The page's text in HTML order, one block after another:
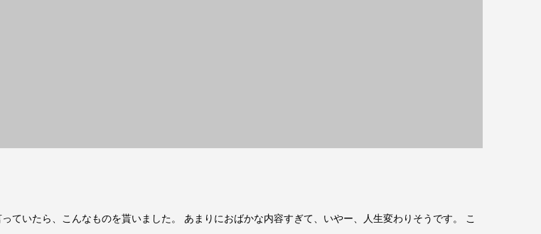
ていたら、こんなものを貰いました。 あまりにおばかな内容すぎて、いやー、人生変わりそうです。 こ